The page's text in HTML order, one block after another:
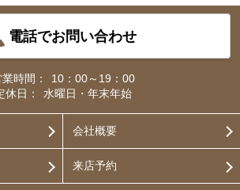
電話でお問い合わせ
時間：
10：00～19：00
休日：
水曜日・年末年始
会社概要
来店予約